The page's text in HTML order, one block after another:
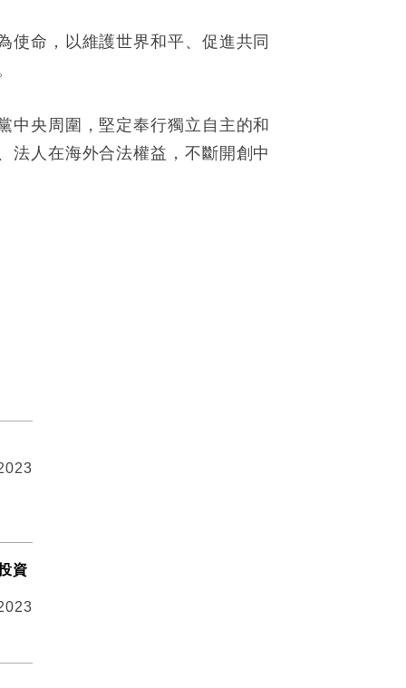
使命，以維護世界和平、促進共同
中央周圍，堅定奉行獨立自主的和
法人在海外合法權益，不斷開創中
資